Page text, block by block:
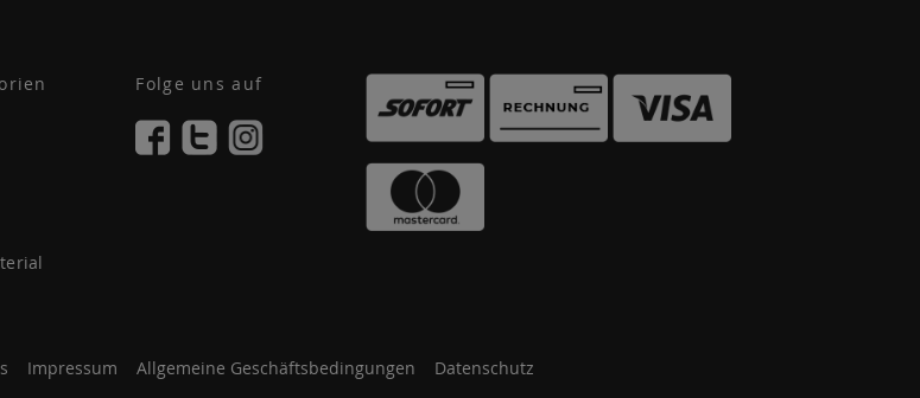
Folge uns auf
Impressum Allgemeine Geschäftsbedingungen Datenschutz